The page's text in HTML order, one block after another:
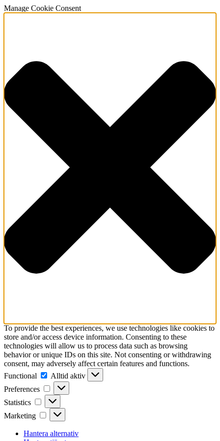
Manage Cookie Consent
To provide the best experiences, we use technologies like cookies to
store and/or access device information. Consenting to these
technologies will allow us to process data such as browsing
behavior or unique IDs on this site. Not consenting or withdrawing
consent, may adversely affect certain features and functions.
Functional
Functional
Alltid aktiv
Preferences
Preferences
Statistics Statistics
Marketing Marketing
Hantera alternativ